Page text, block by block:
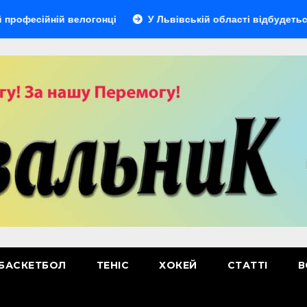
велогонці У Львівській області відбудеться
ТЕНІС ХОКЕЙ СТАТТІ